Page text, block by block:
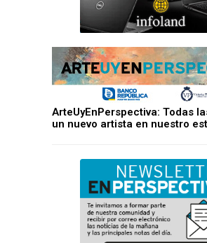
ArteUyEnPerspectiva: Todas
un nuevo artista en nuestro